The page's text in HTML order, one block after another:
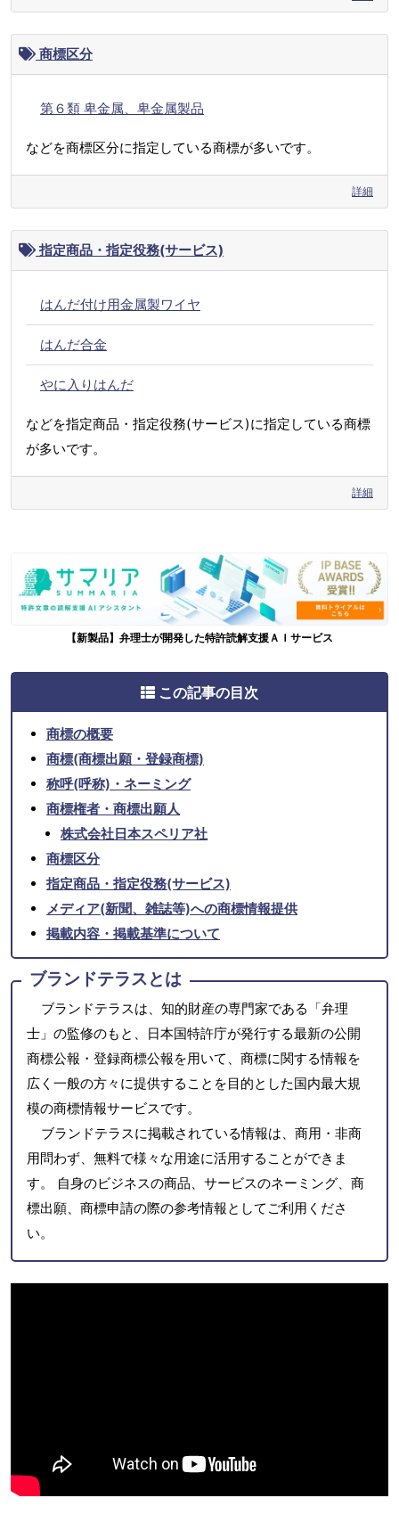
商標区分
第６類 卑金属、卑金属製品
などを商標区分に指定している商標が多いです。
詳細
指定商品・指定役務(サービス)
はんだ付け用金属製ワイヤ
はんだ合金
やに入りはんだ
などを指定商品・指定役務(サービス)に指定している商標
が多いです。
詳細
【新製品】弁理士が開発した特許読解支援ＡＩサービス
この記事の目次
商標の概要
商標(商標出願・登録商標)
称呼(呼称)・ネーミング
商標権者・商標出願人
株式会社日本スペリア社
商標区分
指定商品・指定役務(サービス)
メディア(新聞、雑誌等)への商標情報提供
掲載内容・掲載基準について
ブランドテラスとは
ブランドテラスは、知的財産の専門家である「弁理
士」の監修のもと、日本国特許庁が発行する最新の公開
商標公報・登録商標公報を用いて、商標に関する情報を
広く一般の方々に提供することを目的とした国内最大規
模の商標情報サービスです。
ブランドテラスに掲載されている情報は、商用・非商
用問わず、無料で様々な用途に活用することができま
す。 自身のビジネスの商品、サービスのネーミング、商
標出願、商標申請の際の参考情報としてご利用くださ
い。